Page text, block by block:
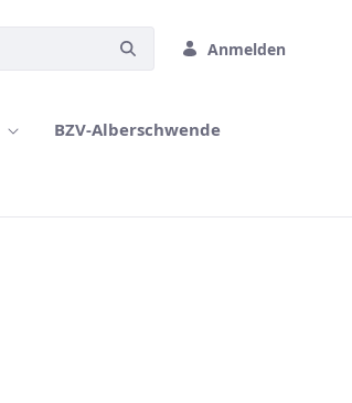
Anmelden
BZV-Alberschwende